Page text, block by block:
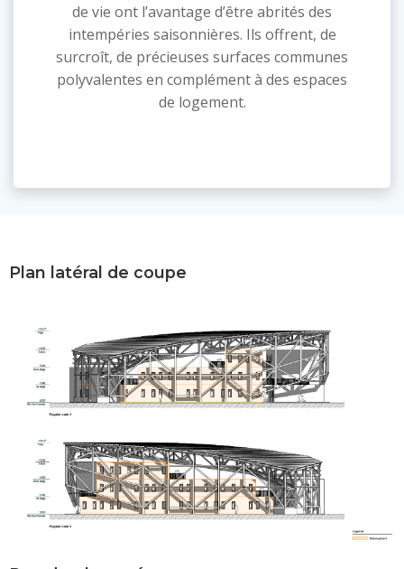
de vie ont l’avantage d’être abrités des
intempéries saisonnières. Ils offrent, de
surcroît, de précieuses surfaces communes
polyvalentes en complément à des espaces
de logement.
Plan latéral de coupe